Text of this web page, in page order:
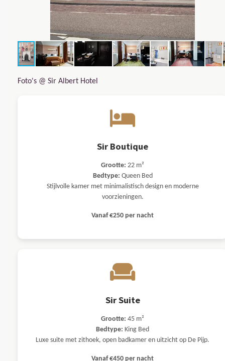
Foto's @ Sir Albert Hotel
Sir Boutique
Grootte: 22 m²
Bedtype: Queen Bed
Stijlvolle kamer met minimalistisch design en moderne
voorzieningen.
Vanaf €250 per nacht
Sir Suite
Grootte: 45 m²
Bedtype: King Bed
Luxe suite met zithoek, open badkamer en uitzicht op De Pijp.
Vanaf €450 per nacht